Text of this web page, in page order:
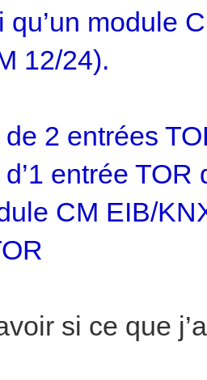
qu’un module
12/24).
2 entrées
entrée TOR
CM EIB/
si ce que